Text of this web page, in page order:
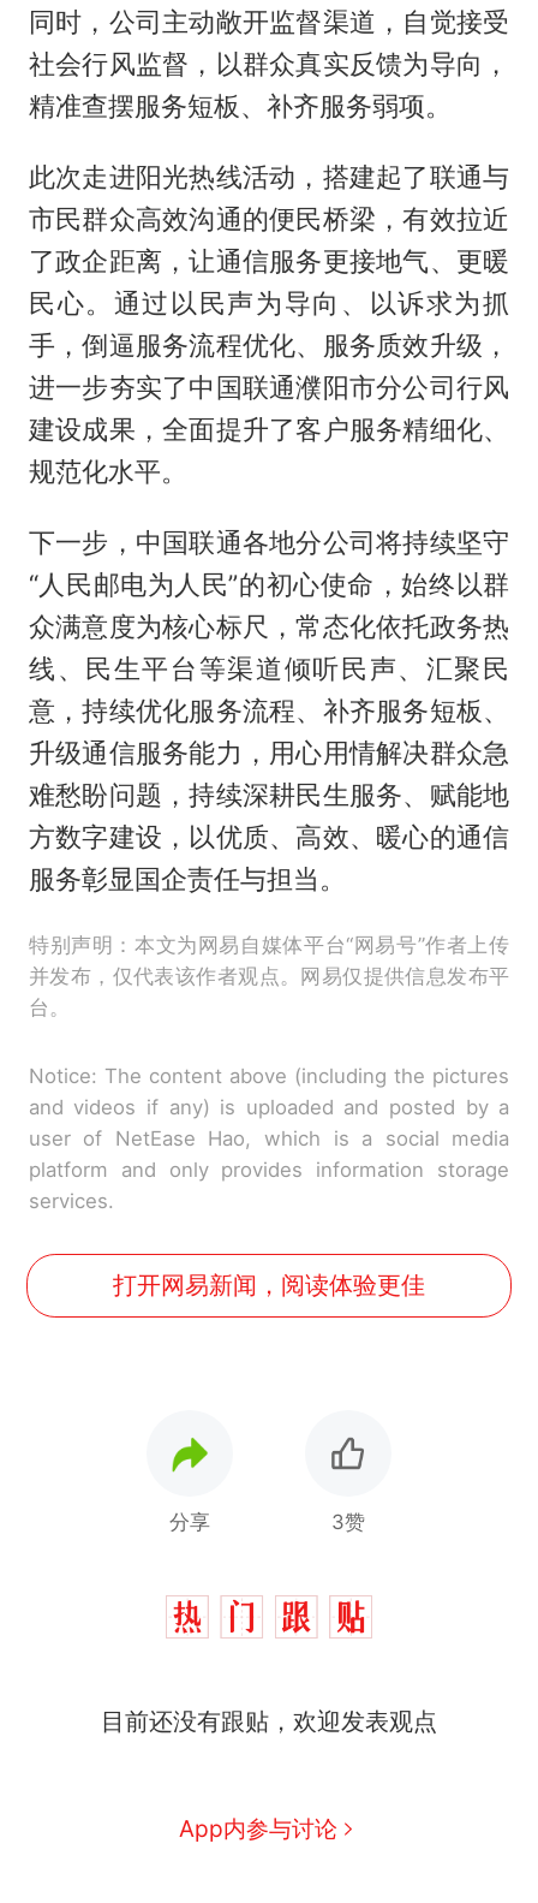
同时，公司主动敞开监督渠道，自觉接受
社会行风监督，以群众真实反馈为导向，
精准查摆服务短板、补齐服务弱项。
此次走进阳光热线活动，搭建起了联通与
市民群众高效沟通的便民桥梁，有效拉近
了政企距离，让通信服务更接地气、更暖
民心。通过以民声为导向、以诉求为抓
手，倒逼服务流程优化、服务质效升级，
进一步夯实了中国联通濮阳市分公司行风
建设成果，全面提升了客户服务精细化、
规范化水平。
下一步，中国联通各地分公司将持续坚守
“人民邮电为人民”的初心使命，始终以群
众满意度为核心标尺，常态化依托政务热
线、民生平台等渠道倾听民声、汇聚民
意，持续优化服务流程、补齐服务短板、
升级通信服务能力，用心用情解决群众急
难愁盼问题，持续深耕民生服务、赋能地
方数字建设，以优质、高效、暖心的通信
服务彰显国企责任与担当。
特别声明：本文为网易自媒体平台“网易号”作者上传
并发布，仅代表该作者观点。网易仅提供信息发布平
台。
Notice: The content above (including the pictures
and videos if any) is uploaded and posted by a
user of NetEase Hao, which is a social media
platform and only provides information storage
services.
打开网易新闻，阅读体验更佳
分享 3赞
目前还没有跟贴，欢迎发表观点
App内参与讨论